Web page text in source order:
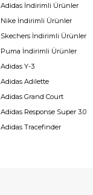
Adidas İndirimli Ürünler
Nike İndirimli Ürünler
Skechers İndirimli Ürünler
Puma İndirimli Ürünler
Adidas Y-3
Adidas Adilette
Adidas Grand Court
Adidas Response Super 3.0
Adidas Tracefinder